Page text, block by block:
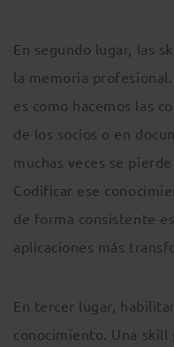
En segundo lugar, las
la memoria
es como hacemos las
de los socios o en
muchas veces se
Codificar ese
de forma consistente
aplicaciones más
En tercer lugar,
conocimiento. Una